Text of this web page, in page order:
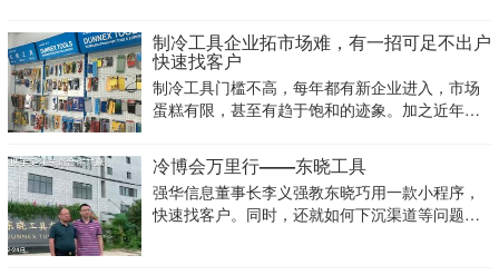
争激烈的市场中闯出一片天地。
制冷工具企业拓市场难，有一招可足不出户
快速找客户
制冷工具门槛不高，每年都有新企业进入，市场
蛋糕有限，甚至有趋于饱和的迹象。加之近年来
压之下，制冷工具企业如何寻找到更多客户呢？
冷博会万里行——东晓工具
强华信息董事长李义强教东晓巧用一款小程序，
快速找客户。同时，还就如何下沉渠道等问题进